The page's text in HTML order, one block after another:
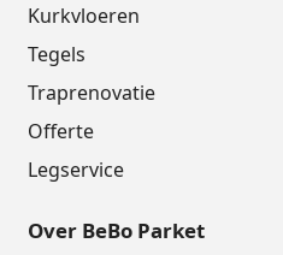
Kurkvloeren
Tegels
Traprenovatie
Offerte
Legservice
Over BeBo Parket